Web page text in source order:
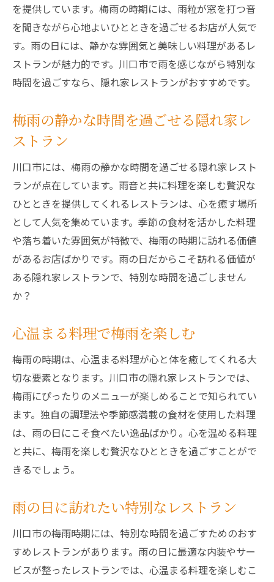
を提供しています。梅雨の時期には、雨粒が窓を打つ音
を聞きながら心地よいひとときを過ごせるお店が人気で
す。雨の日には、静かな雰囲気と美味しい料理があるレ
ストランが魅力的です。川口市で雨を感じながら特別な
時間を過ごすなら、隠れ家レストランがおすすめです。
梅雨の静かな時間を過ごせる隠れ家レ
ストラン
川口市には、梅雨の静かな時間を過ごせる隠れ家レスト
ランが点在しています。雨音と共に料理を楽しむ贅沢な
ひとときを提供してくれるレストランは、心を癒す場所
として人気を集めています。季節の食材を活かした料理
や落ち着いた雰囲気が特徴で、梅雨の時期に訪れる価値
があるお店ばかりです。雨の日だからこそ訪れる価値が
ある隠れ家レストランで、特別な時間を過ごしません
か？
心温まる料理で梅雨を楽しむ
梅雨の時期は、心温まる料理が心と体を癒してくれる大
切な要素となります。川口市の隠れ家レストランでは、
梅雨にぴったりのメニューが楽しめることで知られてい
ます。独自の調理法や季節感満載の食材を使用した料理
は、雨の日にこそ食べたい逸品ばかり。心を温める料理
と共に、梅雨を楽しむ贅沢なひとときを過ごすことがで
きるでしょう。
雨の日に訪れたい特別なレストラン
川口市の梅雨時期には、特別な時間を過ごすためのおす
すめレストランがあります。雨の日に最適な内装やサー
ビスが整ったレストランでは、心温まる料理を楽しむこ